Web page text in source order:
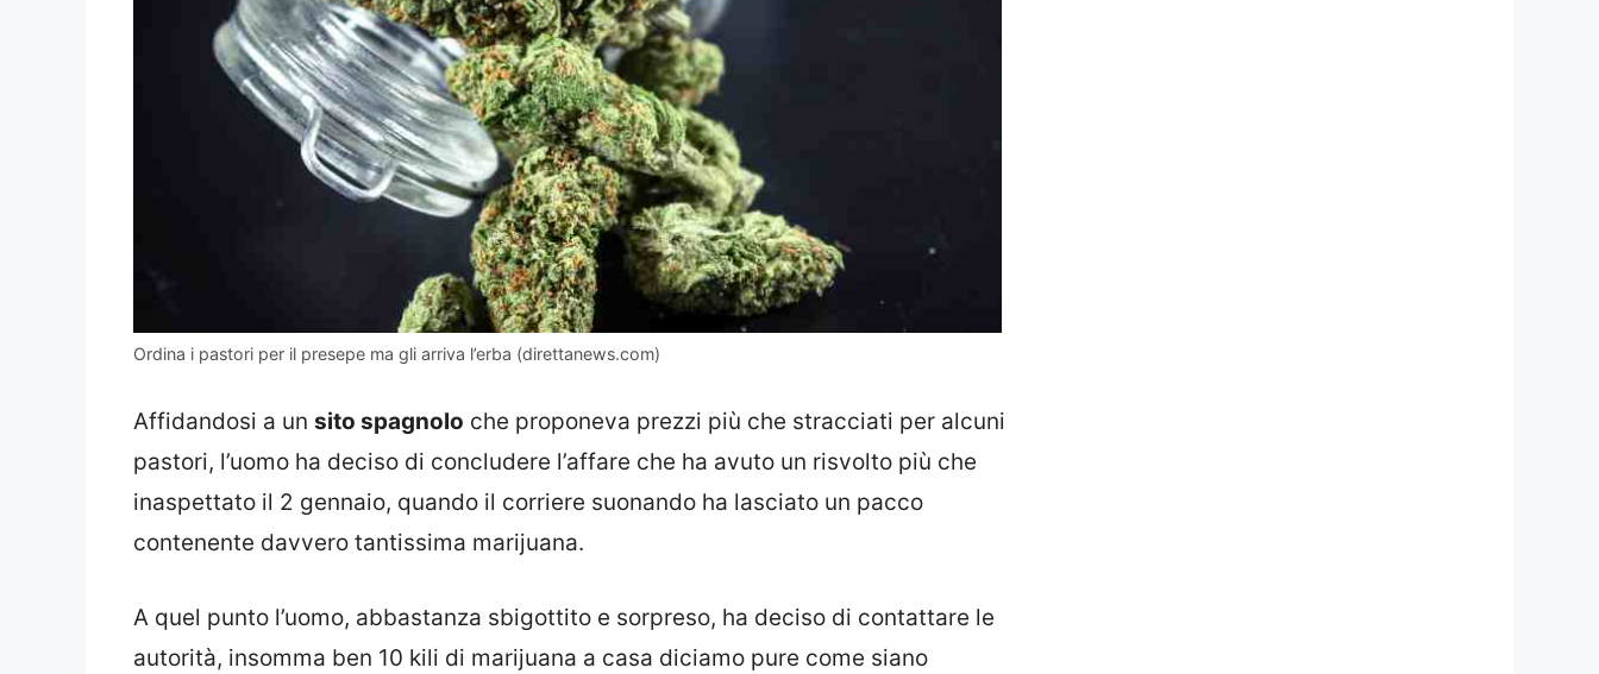
Ordina i pastori per il presepe ma gli arriva l’erba (direttanews.com)
Affidandosi a un sito spagnolo che proponeva prezzi più che stracciati per alcuni
pastori, l’uomo ha deciso di concludere l’affare che ha avuto un risvolto più che
inaspettato il 2 gennaio, quando il corriere suonando ha lasciato un pacco
contenente davvero tantissima marijuana.
A quel punto l’uomo, abbastanza sbigottito e sorpreso, ha deciso di contattare le
autorità, insomma ben 10 kili di marijuana a casa diciamo pure come siano